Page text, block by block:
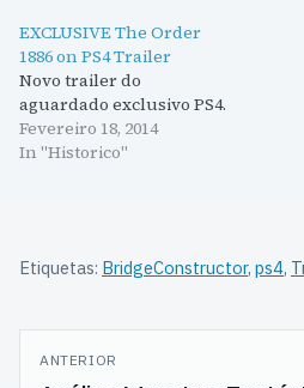
EXCLUSIVE The Order
1886 on PS4 Trailer
Novo trailer do
aguardado exclusivo PS4.
Fevereiro 18, 2014
In "Historico"
Etiquetas: BridgeConstructor, ps4,
Navegação
ANTERIOR